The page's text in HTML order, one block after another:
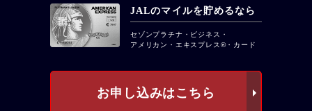
JALのマイルを貯めるなら
セゾンプラチナ・ビジネス・
アメリカン・エキスプレス®・カード
お申し込みはこちら